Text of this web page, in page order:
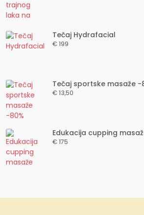
Tečaj Hydrafacial
€ 199
Tečaj sportske masaže -
€ 13,50
Edukacija cupping
€ 175